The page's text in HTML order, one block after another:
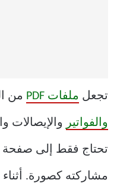
تجعل ملفات PDF من
والفواتير والإيصالات